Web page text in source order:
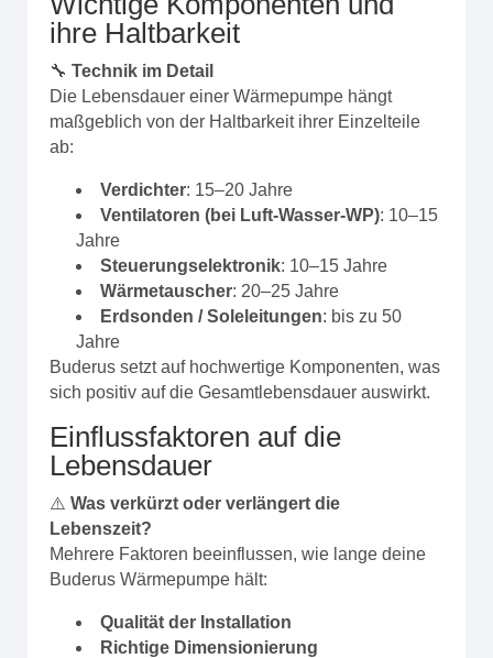
ihre Haltbarkeit
🔧 Technik im Detail
Die Lebensdauer einer Wärmepumpe hängt
maßgeblich von der Haltbarkeit ihrer Einzelteile
ab:
Verdichter: 15–20 Jahre
Ventilatoren (bei Luft-Wasser-WP): 10–15
Jahre
Steuerungselektronik: 10–15 Jahre
Wärmetauscher: 20–25 Jahre
Erdsonden / Soleleitungen: bis zu 50
Jahre
Buderus setzt auf hochwertige Komponenten, was
sich positiv auf die Gesamtlebensdauer auswirkt.
Einflussfaktoren auf die
Lebensdauer
⚠️ Was verkürzt oder verlängert die
Lebenszeit?
Mehrere Faktoren beeinflussen, wie lange deine
Buderus Wärmepumpe hält:
Qualität der Installation
Richtige Dimensionierung